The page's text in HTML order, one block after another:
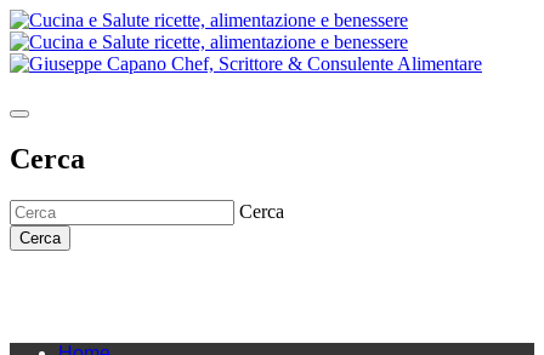
Cerca
Cerca
Cerca